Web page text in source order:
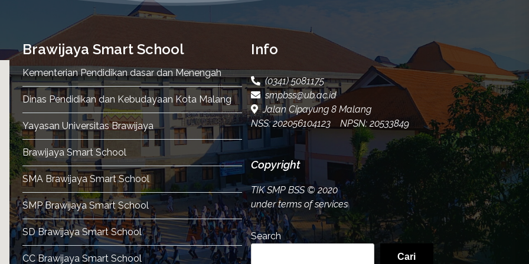
Brawijaya Smart School
Kementerian Pendidikan dasar dan Menengah
Dinas Pendidikan dan Kebudayaan Kota Malang
Yayasan Universitas Brawijaya
Brawijaya Smart School
SMA Brawijaya Smart School
SMP Brawijaya Smart School
SD Brawijaya Smart School
CC Brawijaya Smart School
Info
(0341) 5081175
smpbss@ub.ac.id
Jalan Cipayung 8 Malang
NSS: 202056104123 NPSN: 20533849
Copyright
TIK SMP BSS© 2020
under terms of services
Search
Cari